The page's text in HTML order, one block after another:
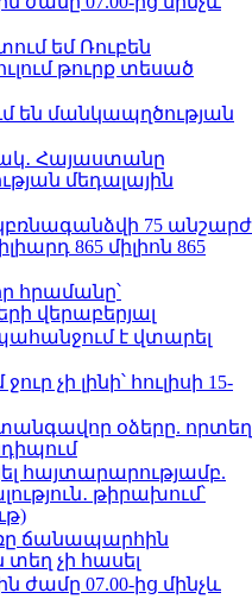
եմ Ռուբեն
թուրք տեսած
են մանկապղծության
Հայաստանը
մեդալային
75 անշարժ
865 միլիոն 865
հրամանը՝
վերաբերյալ
է վտարել
չի լինի՝ հուլիսի 15-
օձերը. որտեղ
հայտարարությամբ.
թիրախում՝
ճանապարհին
տեղ չի հասել
ին ժամը 07.00-ից մինչև